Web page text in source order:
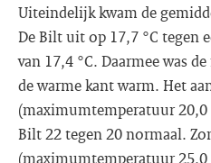
Uiteindelijk kwam de
De Bilt uit op 17,7 °C tegen
van 17,4 °C. Daarmee was
de warme kant warm. Het
(maximumtemperatuur 20,0
Bilt 22 tegen 20 normaal.
(maximumtemperatuur 25,0